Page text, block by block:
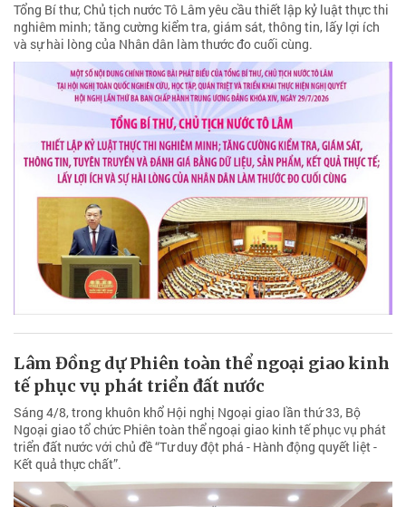
Tổng Bí thư, Chủ tịch nước Tô Lâm yêu cầu thiết lập kỷ luật thực thi
nghiêm minh; tăng cường kiểm tra, giám sát, thông tin, lấy lợi ích
và sự hài lòng của Nhân dân làm thước đo cuối cùng.
Lâm Đồng dự Phiên toàn thể ngoại giao kinh
tế phục vụ phát triển đất nước
Sáng 4/8, trong khuôn khổ Hội nghị Ngoại giao lần thứ 33, Bộ
Ngoại giao tổ chức Phiên toàn thể ngoại giao kinh tế phục vụ phát
triển đất nước với chủ đề “Tư duy đột phá - Hành động quyết liệt -
Kết quả thực chất”.